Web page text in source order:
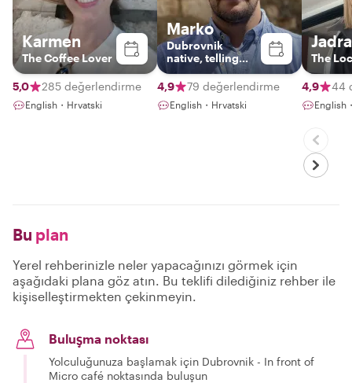
Karmen
The Coffee Lover
5,0 285 değerlendirme
English・Hrvatski
Marko
Dubrovnik
native, telling
stories of the city
4,9
79 değerlendirme
English・Hrvatski
The
4,9 44
English
Bu plan
Yerel rehberinizle neler yapacağınızı görmek için
aşağıdaki plana göz atın. Bu teklifi dilediğiniz rehber ile
kişiselleştirmekten çekinmeyin.
Buluşma noktası
Yolculuğunuza başlamak için Dubrovnik - In front of
Micro café noktasında buluşun